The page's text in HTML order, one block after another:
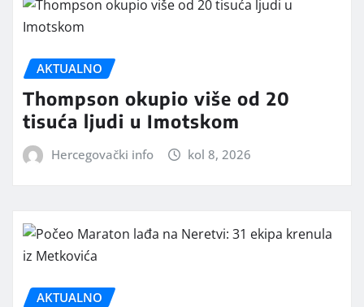
AKTUALNO
Thompson okupio više od 20
tisuća ljudi u Imotskom
Hercegovački info kol 8, 2026
AKTUALNO